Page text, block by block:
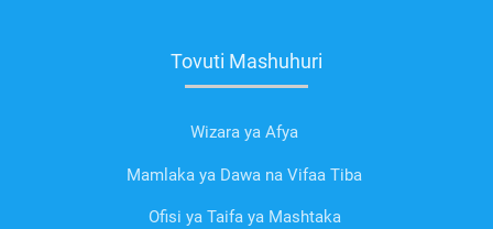
Tovuti Mashuhuri
Wizara ya Afya
Mamlaka ya Dawa na Vifaa Tiba
Ofisi ya Taifa ya Mashtaka